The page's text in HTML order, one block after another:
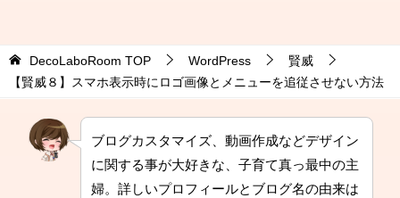
DecoLaboRoom TOP WordPress
賢威
【賢威８】スマホ表示時にロゴ画像とメニューを追従させない方法
ブログカスタマイズ、動画作成などデザイン
に関する事が大好きな、子育て真っ最中の主
婦。詳しいプロフィールとブログ名の由来は